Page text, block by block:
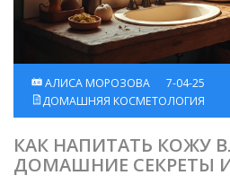
АЛИСА МОРОЗОВА
7-04-25
ДОМАШНЯЯ КОСМЕТОЛОГИЯ
КАК НАПИТАТЬ КОЖУ
ДОМАШНИЕ СЕКРЕТЫ